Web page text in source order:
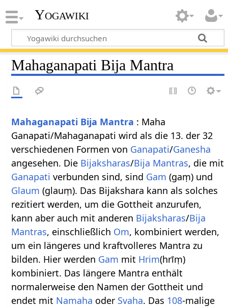
Yogawiki
Mahaganapati Bija Mantra
Mahaganapati Bija Mantra : Maha
Ganapati/Mahaganapati wird als die 13. der 32
verschiedenen Formen von Ganapati/Ganesha
angesehen. Die Bijaksharas/Bija Mantras, die mit
Ganapati verbunden sind, sind Gam (gaṃ) und
Glaum (glauṃ). Das Bijakshara kann als solches
rezitiert werden, um die Gottheit anzurufen,
kann aber auch mit anderen Bijaksharas/Bija
Mantras, einschließlich Om, kombiniert werden,
um ein längeres und kraftvolleres Mantra zu
bilden. Hier werden Gam mit Hrim(hrīṃ)
kombiniert. Das längere Mantra enthält
normalerweise den Namen der Gottheit und
endet mit Namaha oder Svaha. Das 108-malige